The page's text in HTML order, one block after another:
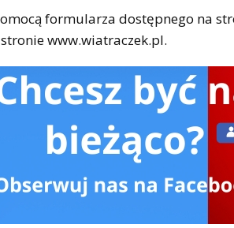
formularza dostępnego na
www.wiatraczek.pl.